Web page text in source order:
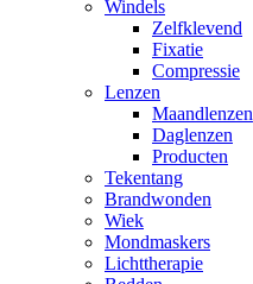
Windels
Zelfklevend
Fixatie
Compressie
Lenzen
Maandlenzen
Daglenzen
Producten
Tekentang
Brandwonden
Wiek
Mondmaskers
Lichttherapie